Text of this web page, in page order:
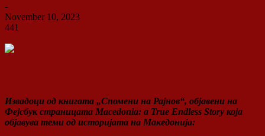
-
November 10, 2023
441
Извадоци од книгата „Спомени на Рајнов“, објавени на
Фејсбук страницата Macedonia: a True Endless Story која
објавува теми од историјата на Македонија: